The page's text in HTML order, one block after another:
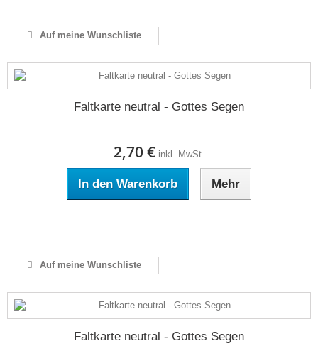
Auf meine Wunschliste
Faltkarte neutral - Gottes Segen
2,70 € inkl. MwSt.
In den Warenkorb Mehr
Auf meine Wunschliste
Faltkarte neutral - Gottes Segen